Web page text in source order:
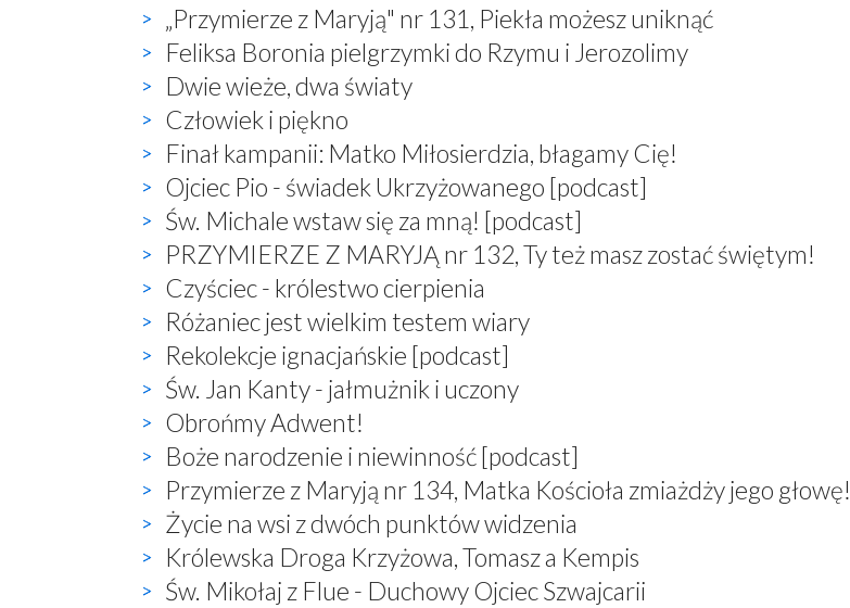
„Przymierze z Maryją" nr 131, Piekła możesz uniknąć
Feliksa Boronia pielgrzymki do Rzymu i Jerozolimy
Dwie wieże, dwa światy
Człowiek i piękno
Finał kampanii: Matko Miłosierdzia, błagamy Cię!
Ojciec Pio - świadek Ukrzyżowanego [podcast]
Św. Michale wstaw się za mną! [podcast]
PRZYMIERZE Z MARYJĄ nr 132, Ty też masz zostać świętym!
Czyściec - królestwo cierpienia
Różaniec jest wielkim testem wiary
Rekolekcje ignacjańskie [podcast]
Św. Jan Kanty - jałmużnik i uczony
Obrońmy Adwent!
Boże narodzenie i niewinność [podcast]
Przymierze z Maryją nr 134, Matka Kościoła zmiażdży jego głowę!
Życie na wsi z dwóch punktów widzenia
Królewska Droga Krzyżowa, Tomasz a Kempis
Św. Mikołaj z Flue - Duchowy Ojciec Szwajcarii